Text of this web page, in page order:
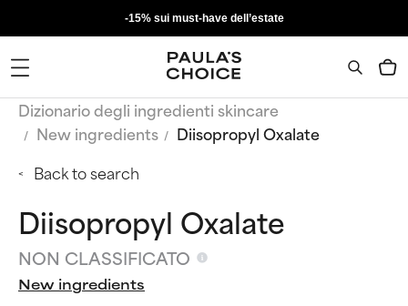
-15% sui must-have dell’estate
Dizionario degli ingredienti skincare
New ingredients
Diisopropyl Oxalate
Back to search
Diisopropyl Oxalate
NON CLASSIFICATO
New ingredients